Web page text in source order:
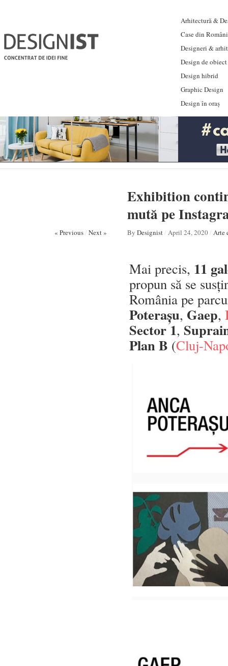
Arhitectură &
Case din
Designeri &
Design de obiect
Design hibrid
Graphic Design
Design în oraș
Exhibition
mută pe
« Previous/ Next » By Designist/ April 24, 2020/ Arte
Mai precis, 11
propun să se
România pe
Poterașu, Gaep,
Sector 1,
Plan B (Cluj-